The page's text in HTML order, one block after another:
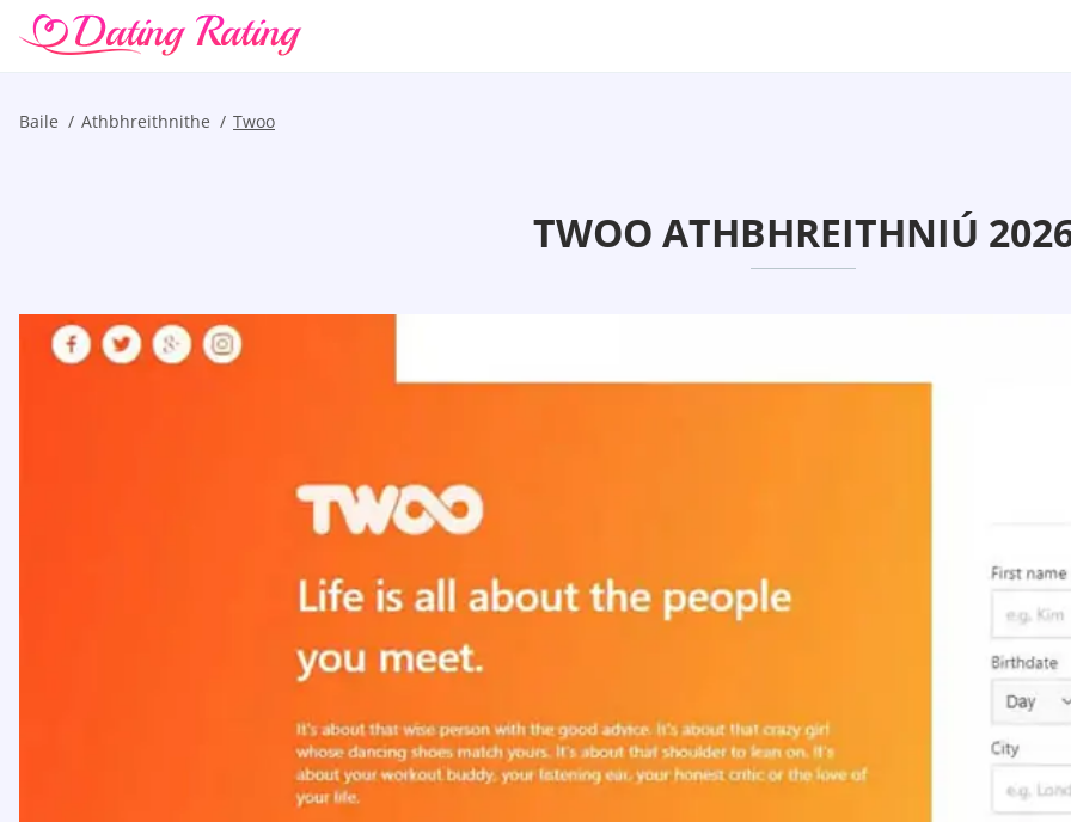
Baile Athbhreithnithe Twoo
TWOO ATHBHREITHNIÚ